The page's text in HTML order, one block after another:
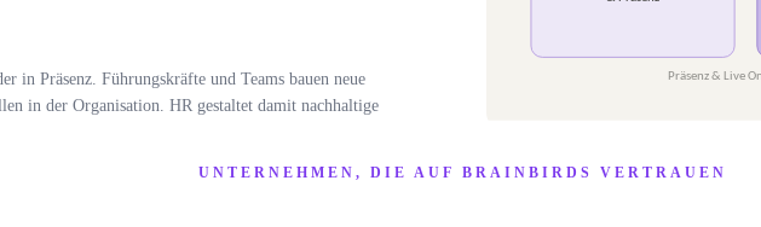
in Präsenz. Führungskräfte und Teams bauen neue
in der Organisation. HR gestaltet damit nachhaltige
UNTERNEHMEN, DIE AUF BRAINBIRDS VERTRAUEN